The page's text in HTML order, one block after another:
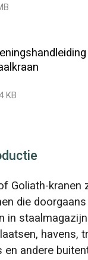
KB
Goliath-kranen
die
in
havens,
andere